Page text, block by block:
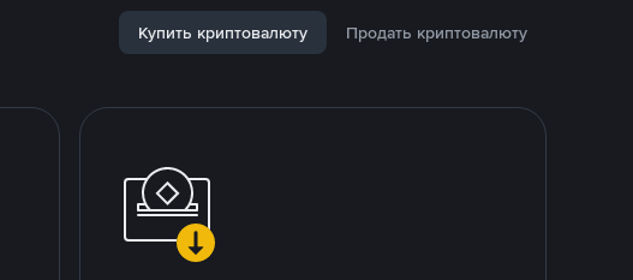
Купить криптовалюту Продать криптовалюту